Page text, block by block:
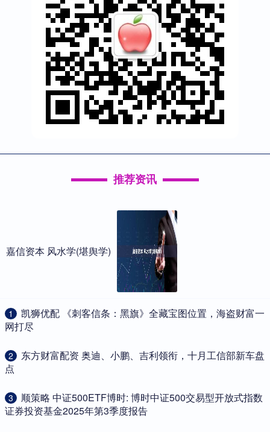
推荐资讯
嘉信资本 风水学(堪舆学)
1
​凯狮优配 《刺客信条：黑旗》全藏宝图位置，海盗财富一
网打尽
2
​东方财富配资 奥迪、小鹏、吉利领衔，十月工信部新车盘
点
3
​顺策略 中证500ETF博时: 博时中证500交易型开放式指数
证券投资基金2025年第3季度报告